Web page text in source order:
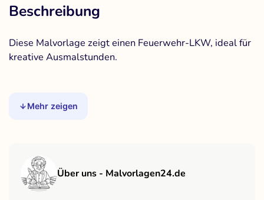
Beschreibung
Diese Malvorlage zeigt einen Feuerwehr-LKW, ideal für
kreative Ausmalstunden.
Mehr zeigen
Über uns - Malvorlagen24.de